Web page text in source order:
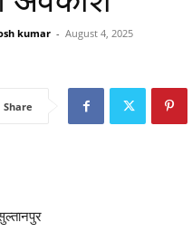
kumar - August 4, 2025
Share